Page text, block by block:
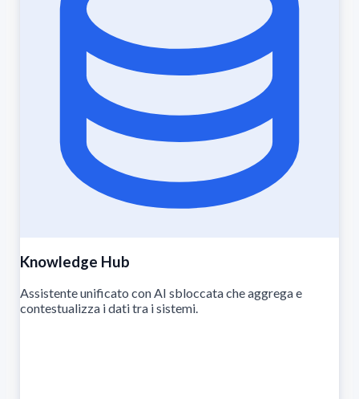
Knowledge Hub
Assistente unificato con AI sbloccata che aggrega e
contestualizza i dati tra i sistemi.